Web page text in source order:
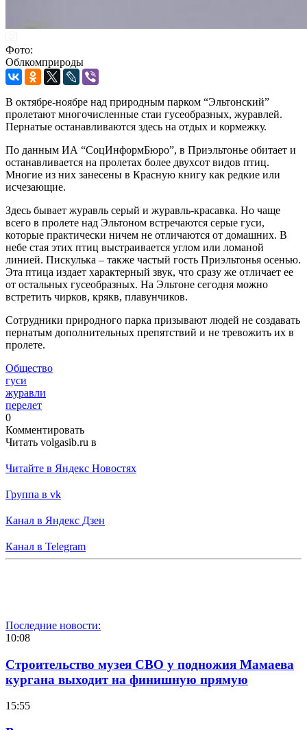
Фото:
Облкомприроды
В октябре-ноябре над природным парком “Эльтонский”
пролетают многочисленные стаи гусеобразных, журавлей.
Пернатые останавливаются здесь на отдых и кормежку.
По данным ИА “СоцИнформБюро”, в Приэльтонье обитает и
останавливается на пролетах более двухсот видов птиц.
Многие из них занесены в Красную книгу как редкие или
исчезающие.
Здесь бывает журавль серый и журавль-красавка. Но чаще
всего в пролете над Эльтоном встречаются серые гуси,
которые практически ничем не отличаются от домашних. В
небе стая этих птиц выстраивается углом или ломаной
линией. Пискулька – также частый гость Приэльтонья осенью.
Эта птица издает характерный звук, что сразу же отличает ее
от остальных гусеобразных. На Эльтоне сегодня можно
встретить чирков, крякв, плавунчиков.
Сотрудники природного парка призывают людей не создавать
пернатым дополнительных препятствий и не тревожить их в
пролете.
Общество
гуси
журавли
перелет
0
Комментировать
Читать volgasib.ru в
Читайте в Яндекс Новостях
Группа в vk
Канал в Яндекс Дзен
Канал в Telegram
Последние новости:
10:08
Строительство музея СВО у подножия Мамаева
кургана выходит на финишную прямую
15:55